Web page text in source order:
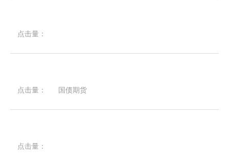
点击量：
点击量： 国债期货
点击量：